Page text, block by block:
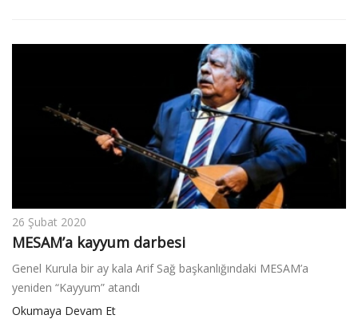
26 Şubat 2020
MESAM’a kayyum darbesi
Genel Kurula bir ay kala Arif Sağ başkanlığındaki MESAM’a
yeniden “Kayyum” atandı
Okumaya Devam Et